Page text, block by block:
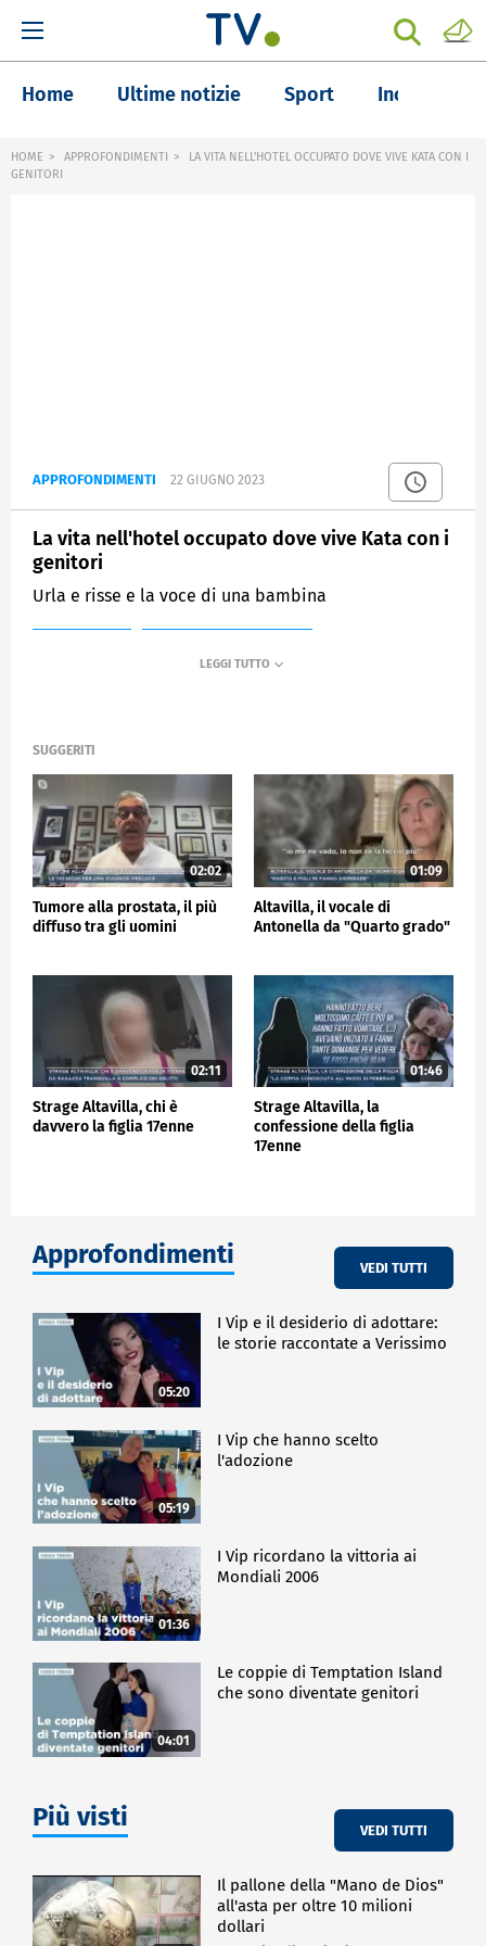
Home Ultime notizie Sport Inchieste
HOME APPROFONDIMENTI
LA VITA NELL'HOTEL OCCUPATO DOVE VIVE KATA CON I
GENITORI
APPROFONDIMENTI 22 GIUGNO 2023
La vita nell'hotel occupato dove vive Kata con i
genitori
Urla e risse e la voce di una bambina
SUGGERITI
02:02
Tumore alla prostata, il più
diffuso tra gli uomini
01:09
Altavilla, il vocale di
Antonella da "Quarto grado"
02:11
Strage Altavilla, chi è
davvero la figlia 17enne
01:46
Strage Altavilla, la
confessione della figlia
17enne
Approfondimenti VEDI TUTTI
05:20
I Vip e il desiderio di adottare:
le storie raccontate a Verissimo
05:19
I Vip che hanno scelto
l'adozione
01:36
I Vip ricordano la vittoria ai
Mondiali 2006
04:01
Le coppie di Temptation Island
che sono diventate genitori
Più visti VEDI TUTTI
Il pallone della "Mano de Dios"
all'asta per oltre 10 milioni
dollari